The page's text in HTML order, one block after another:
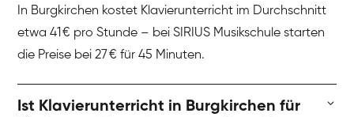
In Burgkirchen kostet Klavierunterricht im Durchschnitt
etwa 41 € pro Stunde – bei SIRIUS Musikschule starten
die Preise bei 27 € für 45 Minuten.
Ist Klavierunterricht in Burgkirchen für